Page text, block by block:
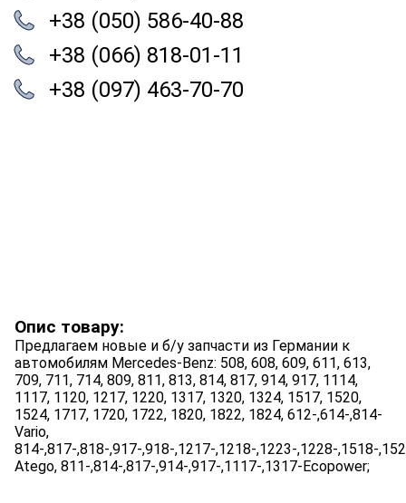
+38 (050) 586-40-88
+38 (066) 818-01-11
+38 (097) 463-70-70
Опис товару:
Предлагаем новые и б/у запчасти из Германии к
автомобилям Mercedes-Benz: 508, 608, 609, 611, 613,
709, 711, 714, 809, 811, 813, 814, 817, 914, 917, 1114,
1117, 1120, 1217, 1220, 1317, 1320, 1324, 1517, 1520,
1524, 1717, 1720, 1722, 1820, 1822, 1824, 612-,614-,814-
Vario,
814-,817-,818-,917-,918-,1217-,1218-,1223-,1228-,1518-
Atego, 811-,814-,817-,914-,917-,1117-,1317-Ecopower;